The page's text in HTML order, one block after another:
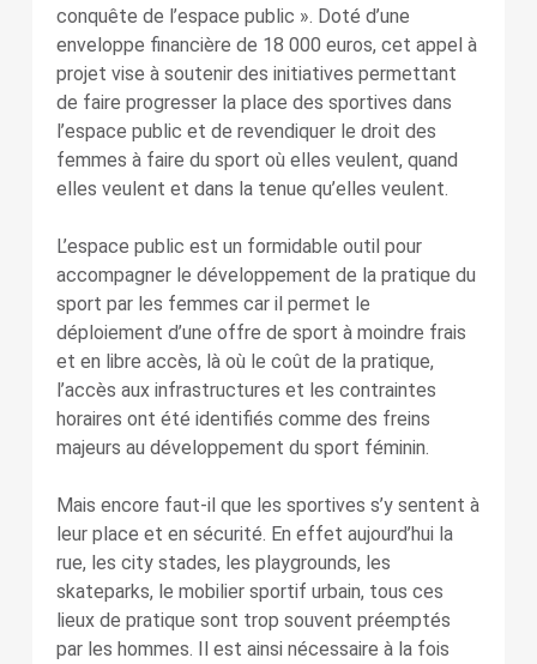
conquête de l’espace public ». Doté d’une
enveloppe financière de 18 000 euros, cet appel à
projet vise à soutenir des initiatives permettant
de faire progresser la place des sportives dans
l’espace public et de revendiquer le droit des
femmes à faire du sport où elles veulent, quand
elles veulent et dans la tenue qu’elles veulent.
L’espace public est un formidable outil pour
accompagner le développement de la pratique du
sport par les femmes car il permet le
déploiement d’une offre de sport à moindre frais
et en libre accès, là où le coût de la pratique,
l’accès aux infrastructures et les contraintes
horaires ont été identifiés comme des freins
majeurs au développement du sport féminin.
Mais encore faut-il que les sportives s’y sentent à
leur place et en sécurité. En effet aujourd’hui la
rue, les city stades, les playgrounds, les
skateparks, le mobilier sportif urbain, tous ces
lieux de pratique sont trop souvent préemptés
par les hommes. Il est ainsi nécessaire à la fois